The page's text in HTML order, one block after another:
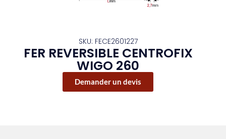
SKU: FECE2601227
FER REVERSIBLE CENTROFIX
WIGO 260
Demander un devis